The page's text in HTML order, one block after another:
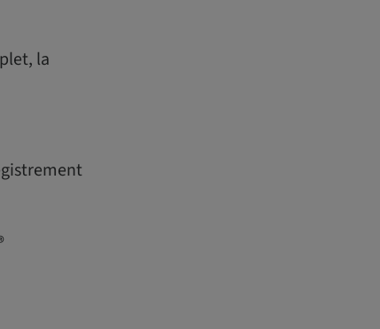
la